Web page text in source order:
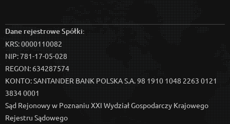
Dane rejestrowe Spółki:
KRS: 0000110082
NIP: 781-17-05-028
REGON: 634287574
KONTO: SANTANDER BANK POLSKA S.A. 98 1910 1048 2263 0121
3834 0001
Sąd Rejonowy w Poznaniu XXI Wydział Gospodarczy Krajowego
Rejestru Sądowego